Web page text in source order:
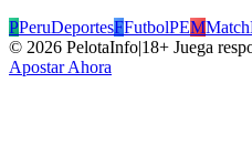
PPeruDeportesFFutbolPEM
© 2026 PelotaInfo|18+ Juega
Apostar Ahora